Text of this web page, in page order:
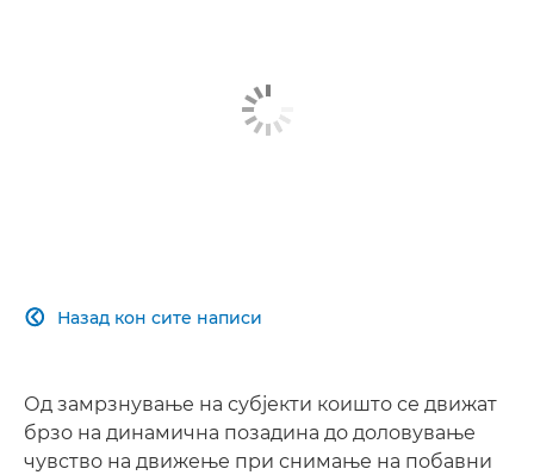
Назад кон сите написи

Од замрзнување на субјекти коишто се движат
брзо на динамична позадина до доловување
чувство на движење при снимање на побавни